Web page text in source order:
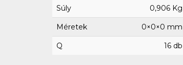
Súly 0,906 Kg
Méretek 0×0×0 mm
Q 16 db